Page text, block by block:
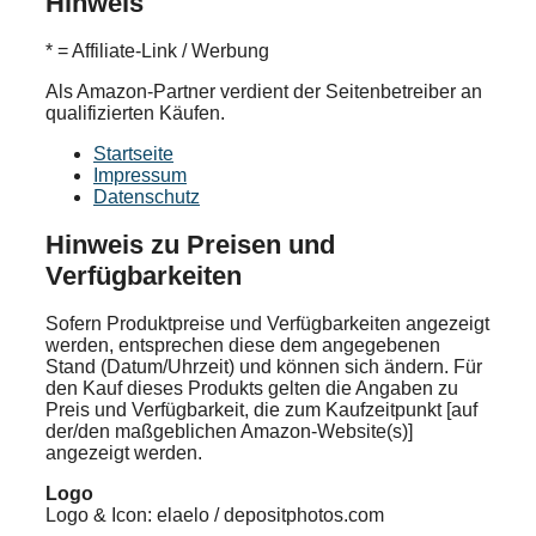
* = Affiliate-Link / Werbung
Als Amazon-Partner verdient der Seitenbetreiber an
qualifizierten Käufen.
Startseite
Impressum
Datenschutz
Hinweis zu Preisen und
Verfügbarkeiten
Sofern Produktpreise und Verfügbarkeiten angezeigt
werden, entsprechen diese dem angegebenen
Stand (Datum/Uhrzeit) und können sich ändern. Für
den Kauf dieses Produkts gelten die Angaben zu
Preis und Verfügbarkeit, die zum Kaufzeitpunkt [auf
der/den maßgeblichen Amazon-Website(s)]
angezeigt werden.
Logo
Logo & Icon: elaelo / depositphotos.com